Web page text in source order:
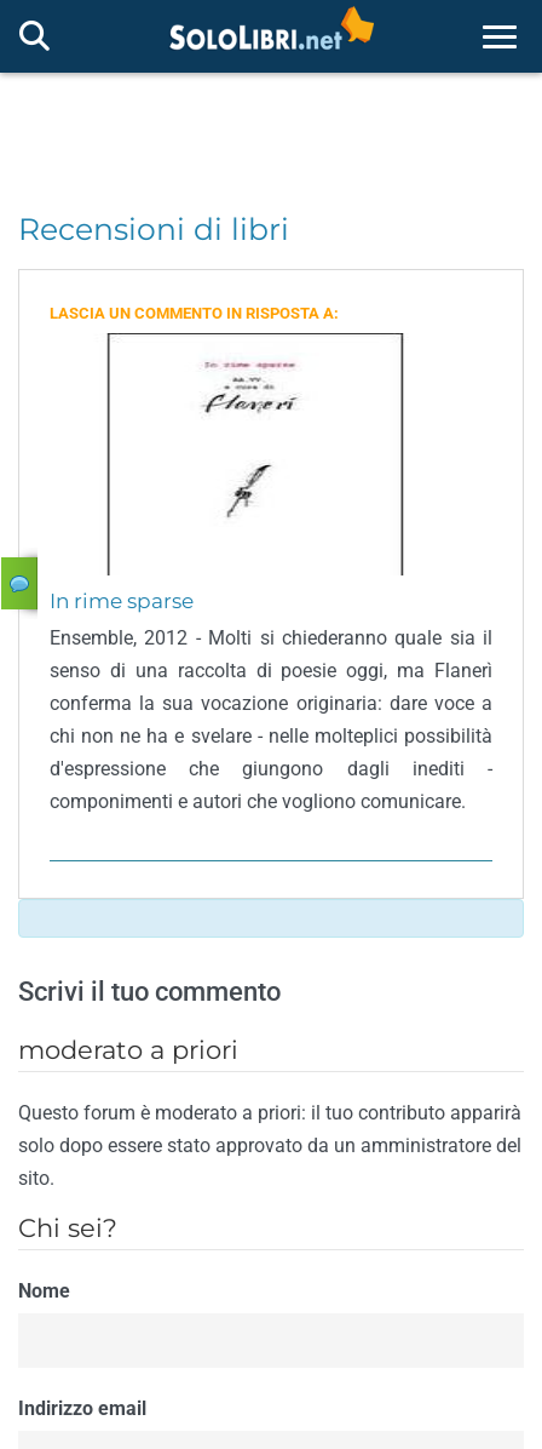
Recensioni di libri
LASCIA UN COMMENTO IN RISPOSTA A:
In rime sparse
Ensemble, 2012 - Molti si chiederanno quale sia il
senso di una raccolta di poesie oggi, ma Flanerì
conferma la sua vocazione originaria: dare voce a
chi non ne ha e svelare - nelle molteplici possibilità
d'espressione che giungono dagli inediti -
componimenti e autori che vogliono comunicare.
Scrivi il tuo commento
moderato a priori
Questo forum è moderato a priori: il tuo contributo apparirà
solo dopo essere stato approvato da un amministratore del
sito.
Chi sei?
Nome
Indirizzo email